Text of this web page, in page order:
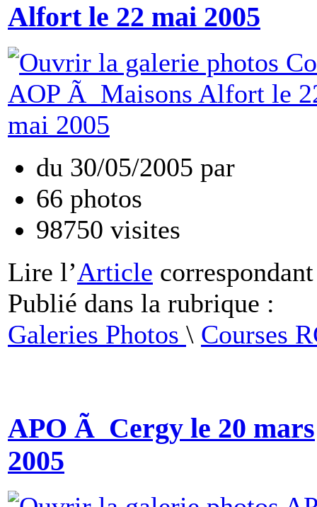
Alfort le 22 mai 2005
du 30/05/2005 par
66 photos
98750 visites
Lire l’Article correspondant
Publié dans la rubrique :
Galeries Photos \ Courses
APO Ã Cergy le 20 mars
2005